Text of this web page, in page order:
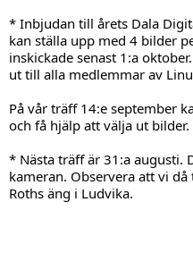
* Inbjudan till årets Dala
kan ställa upp med 4 bilder
inskickade senast 1:a
ut till alla medlemmar av
På vår träff 14:e september
och få hjälp att välja ut bilder.
* Nästa träff är 31:a augusti.
kameran. Observera att vi
Roths äng i Ludvika.